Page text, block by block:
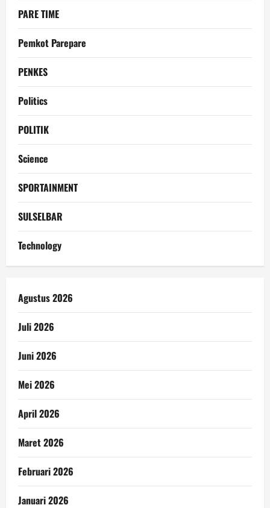
PARE TIME
Pemkot Parepare
PENKES
Politics
POLITIK
Science
SPORTAINMENT
SULSELBAR
Technology
Agustus 2026
Juli 2026
Juni 2026
Mei 2026
April 2026
Maret 2026
Februari 2026
Januari 2026